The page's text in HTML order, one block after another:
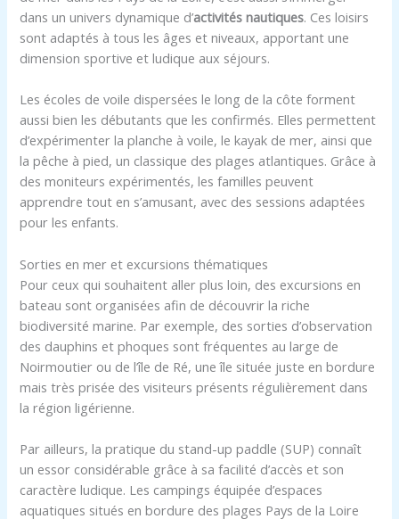
dans un univers dynamique d’activités nautiques. Ces loisirs
sont adaptés à tous les âges et niveaux, apportant une
dimension sportive et ludique aux séjours.
Les écoles de voile dispersées le long de la côte forment
aussi bien les débutants que les confirmés. Elles permettent
d’expérimenter la planche à voile, le kayak de mer, ainsi que
la pêche à pied, un classique des plages atlantiques. Grâce à
des moniteurs expérimentés, les familles peuvent
apprendre tout en s’amusant, avec des sessions adaptées
pour les enfants.
Sorties en mer et excursions thématiques
Pour ceux qui souhaitent aller plus loin, des excursions en
bateau sont organisées afin de découvrir la riche
biodiversité marine. Par exemple, des sorties d’observation
des dauphins et phoques sont fréquentes au large de
Noirmoutier ou de l’île de Ré, une île située juste en bordure
mais très prisée des visiteurs présents régulièrement dans
la région ligérienne.
Par ailleurs, la pratique du stand-up paddle (SUP) connaît
un essor considérable grâce à sa facilité d’accès et son
caractère ludique. Les campings équipée d’espaces
aquatiques situés en bordure des plages Pays de la Loire